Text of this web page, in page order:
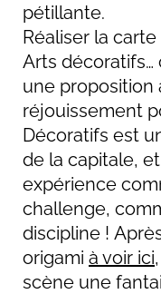
pétillante.
Réaliser la
Arts
une proposition
réjouissement
Décoratifs est
de la capitale,
expérience
challenge,
discipline !
origami à voir ici
scène une